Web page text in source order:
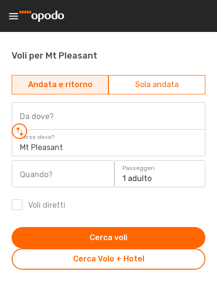
Voli per Mt Pleasant
Andata e ritorno Sola andata
Da dove?
Verso dove?
Mt Pleasant
Quando?
Passeggeri
1 adulto
Voli diretti
Cerca Volo + Hotel
Cerca voli